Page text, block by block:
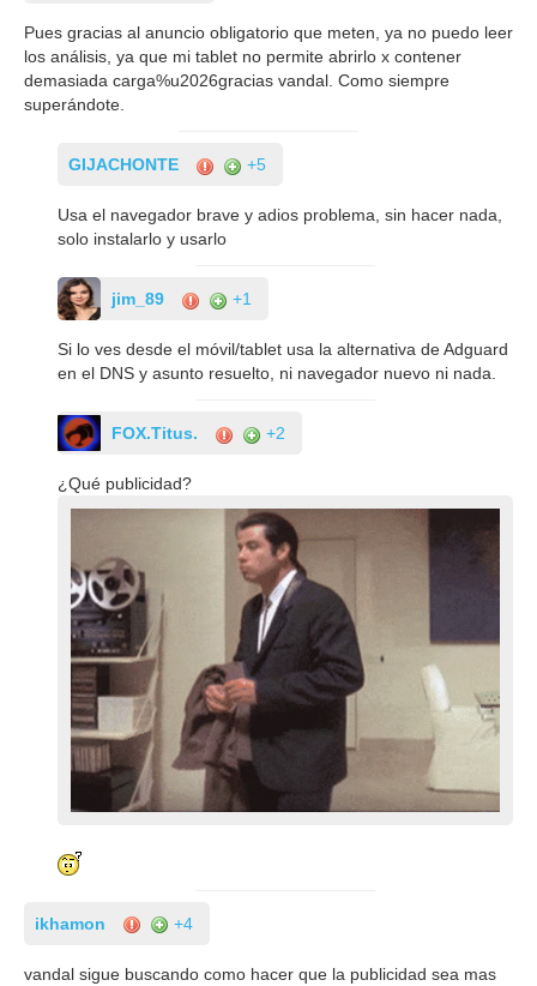
Pues gracias al anuncio obligatorio que meten, ya no puedo leer
los análisis, ya que mi tablet no permite abrirlo x contener
demasiada carga%u2026gracias vandal. Como siempre
superándote.
GIJACHONTE +5
Usa el navegador brave y adios problema, sin hacer nada,
solo instalarlo y usarlo
jim_89 +1
Si lo ves desde el móvil/tablet usa la alternativa de Adguard
en el DNS y asunto resuelto, ni navegador nuevo ni nada.
FOX.Titus. +2
¿Qué publicidad?
ikhamon +4
vandal sigue buscando como hacer que la publicidad sea mas